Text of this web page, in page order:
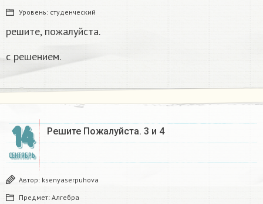
Уровень: студенческий
решите, пожалуйста.
с решением.
14
СЕНТЯБРЬ
Решите Пожалуйста.​ 3 и 4
Автор: ksenyaserpuhova
Предмет: Алгебра